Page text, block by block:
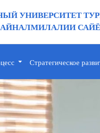
УНИВЕРСИТЕТ
Стратегическое